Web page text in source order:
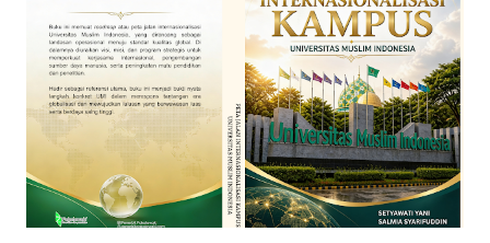
biasa, sebagaimana lumrahnya sang pacar yang tidak muncul
di acara ulang tahun kita? Tetapi, mengapa respon para
pemerhati budaya terlihat begitu prihatin dan emosional
dengan absennya para Bissu tersebut La...